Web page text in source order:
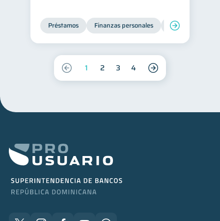
Préstamos Finanzas personales Finanzas para
1 2 3 4